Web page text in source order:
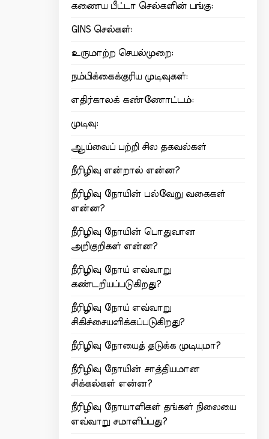
கணைய பீட்டா செல்களின் பங்கு:
GINS செல்கள்:
உருமாற்ற செயல்முறை:
நம்பிக்கைக்குரிய முடிவுகள்:
எதிர்காலக் கண்ணோட்டம்:
முடிவு:
ஆய்வைப் பற்றி சில தகவல்கள்
நீரிழிவு என்றால் என்ன?
நீரிழிவு நோயின் பல்வேறு வகைகள்
என்ன?
நீரிழிவு நோயின் பொதுவான
அறிகுறிகள் என்ன?
நீரிழிவு நோய் எவ்வாறு
கண்டறியப்படுகிறது?
நீரிழிவு நோய் எவ்வாறு
சிகிச்சையளிக்கப்படுகிறது?
நீரிழிவு நோயைத் தடுக்க முடியுமா?
நீரிழிவு நோயின் சாத்தியமான
சிக்கல்கள் என்ன?
நீரிழிவு நோயாளிகள் தங்கள் நிலையை
எவ்வாறு சமாளிப்பது?